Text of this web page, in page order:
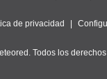
seleccionar el contenido.
de dispositivos,
de privacidad
Todos los